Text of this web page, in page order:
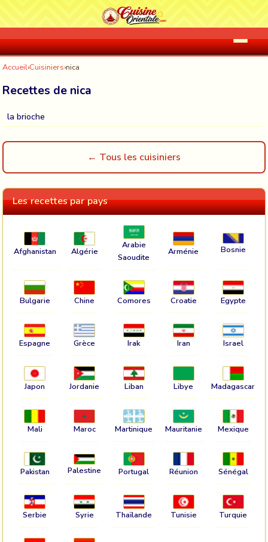
Accueil›Cuisiniers›nica
Recettes de nica
la brioche
← Tous les cuisiniers
Les recettes par pays
Afghanistan Algérie
Arabie
Saoudite
Arménie Bosnie
Bulgarie Chine Comores Croatie Egypte
Espagne Grèce Irak Iran Israel
Japon Jordanie Liban Libye Madagascar
Mali Maroc Martinique Mauritanie Mexique
Pakistan Palestine Portugal Réunion Sénégal
Serbie Syrie Thaïlande Tunisie Turquie